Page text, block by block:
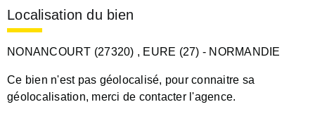
Localisation du bien
NONANCOURT (27320) , EURE (27) - NORMANDIE
Ce bien n'est pas géolocalisé, pour connaitre sa
géolocalisation, merci de contacter l'agence.